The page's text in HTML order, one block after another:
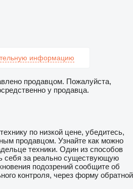
информацию
продавцом. Пожалуйста,
у продавца.
по низкой цене, убедитесь,
продавцом. Узнайте как можно
техники. Один из способов
себя за реально существующую
подозрений сообщите об
контроля, через форму обратной